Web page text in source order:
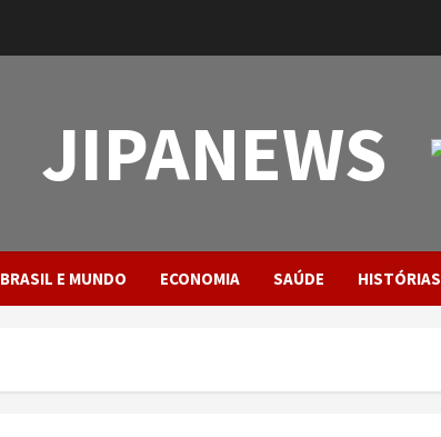
JIPANEWS
BRASIL E MUNDO ECONOMIA SAÚDE HISTÓRIAS